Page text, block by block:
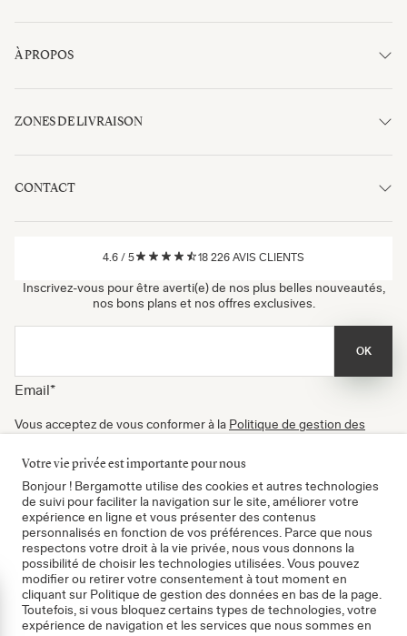
À PROPOS
ZONES DE LIVRAISON
CONTACT
4.6 / 5 18 226 AVIS CLIENTS
Inscrivez-vous pour être averti(e) de nos plus belles nouveautés,
nos bons plans et nos offres exclusives.
Email*
OK
Vous acceptez de vous conformer à la Politique de gestion des
newsletters. Vous pouvez vous désinscrire à tout moment.
Certifié B Corp
Votre vie privée est importante pour nous
Bonjour ! Bergamotte utilise des cookies et autres technologies
de suivi pour faciliter la navigation sur le site, améliorer votre
expérience en ligne et vous présenter des contenus
personnalisés en fonction de vos préférences. Parce que nous
respectons votre droit à la vie privée, nous vous donnons la
possibilité de choisir les technologies utilisées. Vous pouvez
modifier ou retirer votre consentement à tout moment en
cliquant sur Politique de gestion des données en bas de la page.
Toutefois, si vous bloquez certains types de technologies, votre
expérience de navigation et les services que nous sommes en